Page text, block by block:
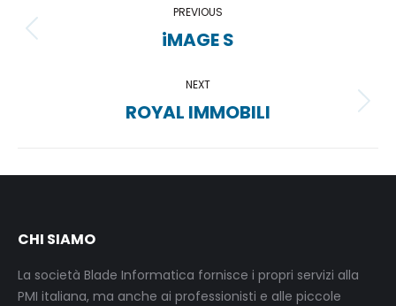
navigation
PREVIOUS
Previous
iMAGE S
NEXT
Next
ROYAL IMMOBILI
CHI SIAMO
La società Blade Informatica fornisce i propri servizi alla
PMI italiana, ma anche ai professionisti e alle piccole